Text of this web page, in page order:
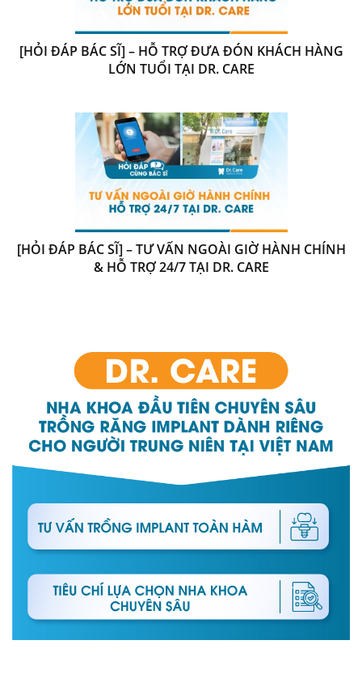
[HỎI ĐÁP BÁC SĨ] – HỖ TRỢ ĐƯA ĐÓN KHÁCH HÀNG
LỚN TUỔI TẠI DR. CARE
[HỎI ĐÁP BÁC SĨ] – TƯ VẤN NGOÀI GIỜ HÀNH CHÍNH
& HỖ TRỢ 24/7 TẠI DR. CARE